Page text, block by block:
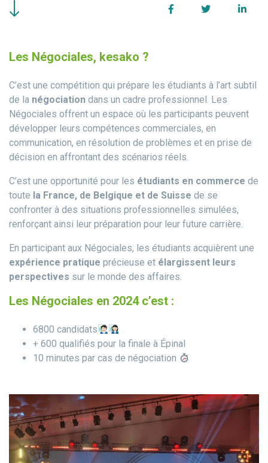
FacebookTwitter
Les Négociales, kesako ?
C’est une compétition qui prépare les étudiants à l’art subtil
de la négociation dans un cadre professionnel. Les
Négociales offrent un espace où les participants peuvent
développer leurs compétences commerciales, en
communication, en résolution de problèmes et en prise de
décision en affrontant des scénarios réels.
C’est une opportunité pour les étudiants en commerce de
toute la France, de Belgique et de Suisse de se
confronter à des situations professionnelles simulées,
renforçant ainsi leur préparation pour leur future carrière.
En participant aux Négociales, les étudiants acquièrent une
expérience pratique précieuse et élargissent leurs
perspectives sur le monde des affaires.
Les Négociales en 2024 c’est :
6800 candidats
+ 600 qualifiés pour la finale à Épinal
10 minutes par cas de négociation